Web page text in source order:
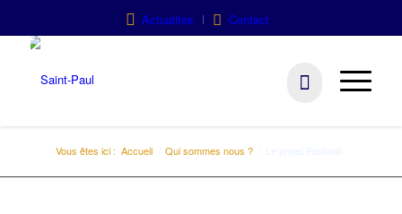
Actualités Contact
Vous êtes ici : Accueil Qui sommes nous ?